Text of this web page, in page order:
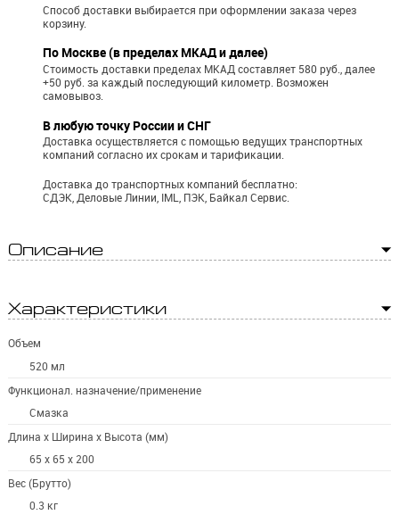
Способ доставки выбирается при оформлении заказа через
корзину.
По Москве (в пределах МКАД и далее)
Стоимость доставки пределах МКАД составляет 580 руб., далее
+50 руб. за каждый последующий километр. Возможен
самовывоз.
В любую точку России и СНГ
Доставка осуществляется с помощью ведущих транспортных
компаний согласно их срокам и тарификации.
Доставка до транспортных компаний бесплатно:
СДЭК, Деловые Линии, IML, ПЭК, Байкал Сервис.
Описание
Характеристики
Объем
520 мл
Функционал. назначение/применение
Смазка
Длина x Ширина x Высота (мм)
65 x 65 x 200
Вес (Брутто)
0.3 кг